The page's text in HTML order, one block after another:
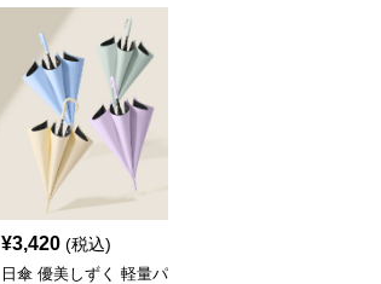
¥3,420 (税込)
日傘 優美しずく 軽量パ